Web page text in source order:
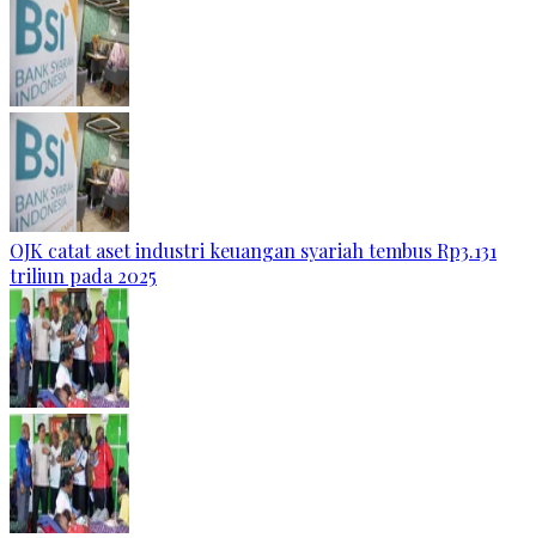
OJK catat aset industri keuangan syariah tembus Rp3.131
triliun pada 2025